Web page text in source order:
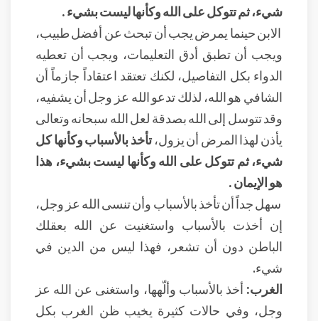
شيء، ثم تتوكل على الله وكأنها ليست بشيء .
الابن حينما يمرض يجب أن تبحث عن أفضل طبيب،
ويجب أن تطبق أدق التعليمات، ويجب أن تعطيه
الدواء بكل التفاصيل، لكنك تعتقد اعتقاداً جازماً أن
الشافي هو الله، لذلك تدعو الله عز وجل أن يشفيه،
وقد تتوسل إلى الله بصدقة لعل الله سبحانه وتعالى
يأذن لهذا المرض أن يزول،تأخذ بالأسباب وكأنها كل
شيء، ثم تتوكل على الله وكأنها ليست بشيء، هذا
هو الإيمان .
سهل جداً أن تأخذ بالأسباب وأن تنسى الله عز وجل،
إن أخذت بالأسباب واستغنيت عن الله بعقلك
الباطن دون أن تشعر، فهذا ليس من الدين في
شيء.
الغرب: أخذ بالأسباب وألّهها، واستغنى عن الله عز
وجل، وفي حالات كثيرة يخيب ظن الغرب بكل